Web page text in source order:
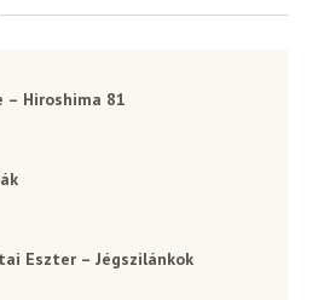
– Hiroshima 81
Eszter – Jégszilánkok